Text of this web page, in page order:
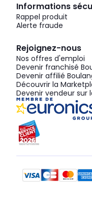
Informations
Rappel produit
Alerte fraude
Rejoignez-nous
Nos offres d'emploi
Devenir franchisé
Devenir affilié
Découvrir la
Devenir vendeur sur